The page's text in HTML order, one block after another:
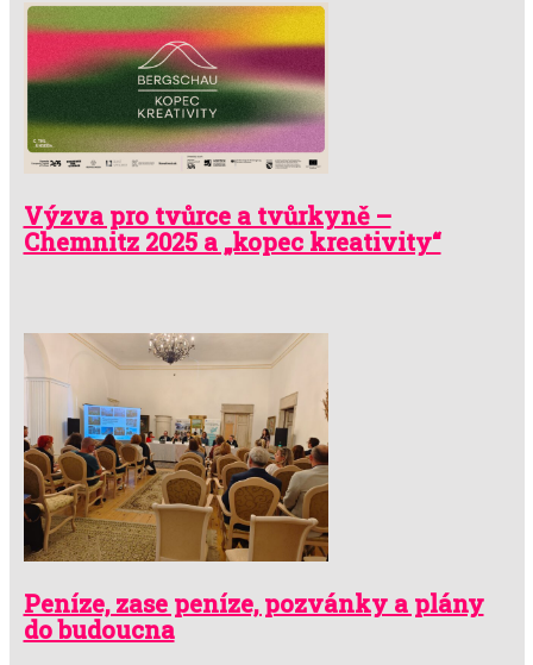
Výzva pro tvůrce a tvůrkyně –
Chemnitz 2025 a „kopec kreativity“
Peníze, zase peníze, pozvánky a plány
do budoucna